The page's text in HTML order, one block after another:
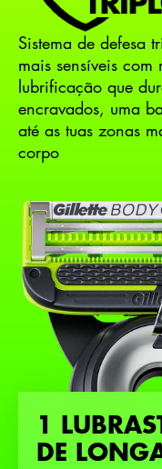
Sistema de defesa
mais sensíveis
lubrificação que
encravados, uma
até as tuas zonas
corpo
1
DE